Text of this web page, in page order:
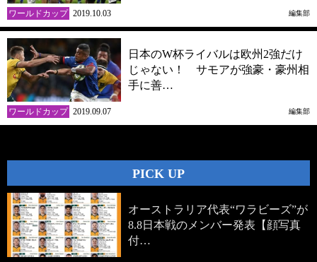
ワールドカップ 2019.10.03 編集部
日本のW杯ライバルは欧州2強だけ
じゃない！ サモアが強豪・豪州相
手に善…
ワールドカップ 2019.09.07 編集部
PICK UP
オーストラリア代表“ワラビーズ”が
8.8日本戦のメンバー発表【顔写真
付…